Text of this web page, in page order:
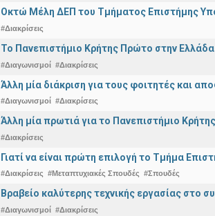
Οκτώ Μέλη ΔΕΠ του Τμήματος Επιστήμης
#Διακρίσεις
Το Πανεπιστήμιο Κρήτης Πρώτο στην
#Διαγωνισμοί #Διακρίσεις
Άλλη μία διάκριση για τους φοιτητές και
#Διαγωνισμοί #Διακρίσεις
Άλλη μία πρωτιά για το Πανεπιστήμιο Κρήτης
#Διακρίσεις
Γιατί να είναι πρώτη επιλογή το Τμήμα
#Διακρίσεις #Μεταπτυχιακές Σπουδές #Σπουδές
Βραβείο καλύτερης τεχνικής εργασίας στο
#Διαγωνισμοί #Διακρίσεις